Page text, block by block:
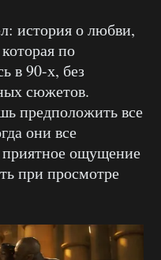
история о любви,
по
в 90-х, без
сюжетов.
предположить все
они все
приятное ощущение
при просмотре